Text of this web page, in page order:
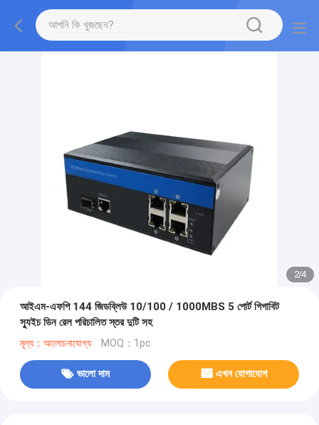
2/4
আইএম-এফপি 144 জিডব্লিউ 10/100 / 1000MBS 5 পোর্ট গিগাবিট
স্যুইচ ডিন রেল পরিচালিত স্তর দুটি সহ
মূল্য：আলোচনাযোগ্য MOQ：1pc
ভালো দাম এখন যোগাযোগ